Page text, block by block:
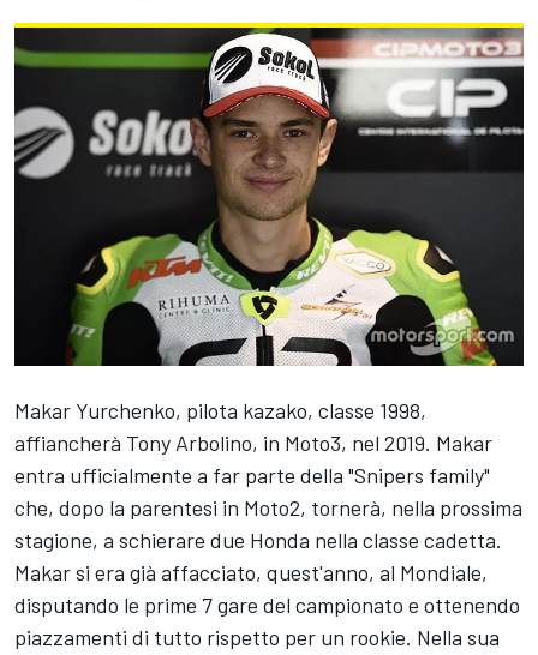
Makar Yurchenko, pilota kazako, classe 1998,
affiancherà Tony Arbolino, in Moto3, nel 2019. Makar
entra ufficialmente a far parte della "Snipers family"
che, dopo la parentesi in Moto2, tornerà, nella prossima
stagione, a schierare due Honda nella classe cadetta.
Makar si era già affacciato, quest'anno, al Mondiale,
disputando le prime 7 gare del campionato e ottenendo
piazzamenti di tutto rispetto per un rookie. Nella sua